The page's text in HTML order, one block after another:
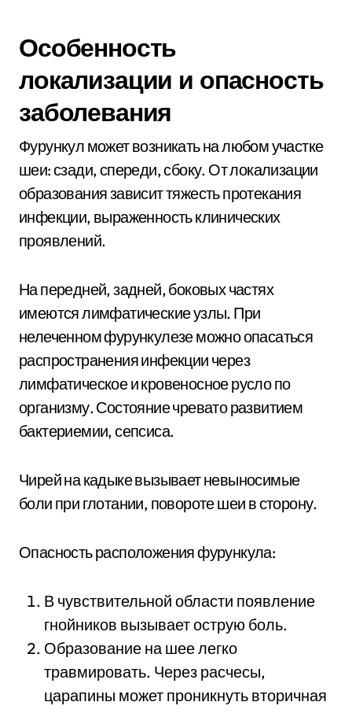
Особенность
локализации и опасность
заболевания
Фурункул может возникать на любом участке
шеи: сзади, спереди, сбоку. От локализации
образования зависит тяжесть протекания
инфекции, выраженность клинических
проявлений.
На передней, задней, боковых частях
имеются лимфатические узлы. При
нелеченном фурункулезе можно опасаться
распространения инфекции через
лимфатическое и кровеносное русло по
организму. Состояние чревато развитием
бактериемии, сепсиса.
Чирей на кадыке вызывает невыносимые
боли при глотании, повороте шеи в сторону.
Опасность расположения фурункула:
В чувствительной области появление
гнойников вызывает острую боль.
Образование на шее легко
травмировать. Через расчесы,
царапины может проникнуть вторичная